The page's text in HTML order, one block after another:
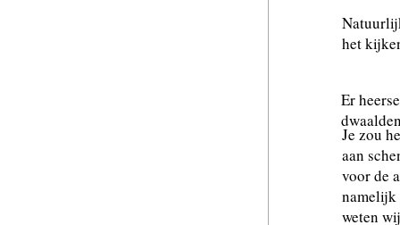
Er
het
Je zou
aan
voor de
namelijk
weten